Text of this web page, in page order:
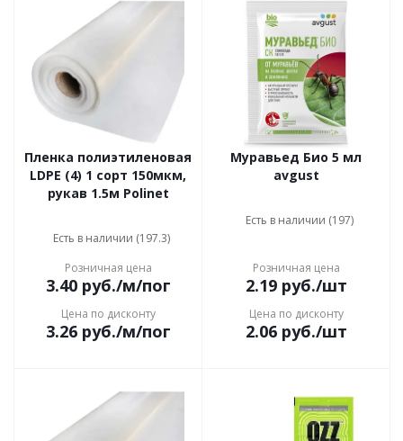
Пленка полиэтиленовая
LDPE (4) 1 сорт 150мкм,
рукав 1.5м Polinet
Есть в наличии (197.3)
Розничная цена
3.40руб./м/пог
Цена по дисконту
3.26руб./м/пог
Муравьед Био 5 мл
avgust
Есть в наличии (197)
Розничная цена
2.19руб./шт
Цена по дисконту
2.06руб./шт